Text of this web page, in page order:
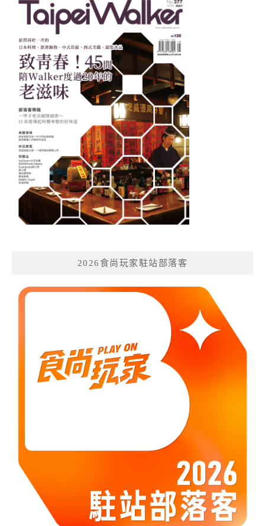
2026食尚玩家駐站部落客